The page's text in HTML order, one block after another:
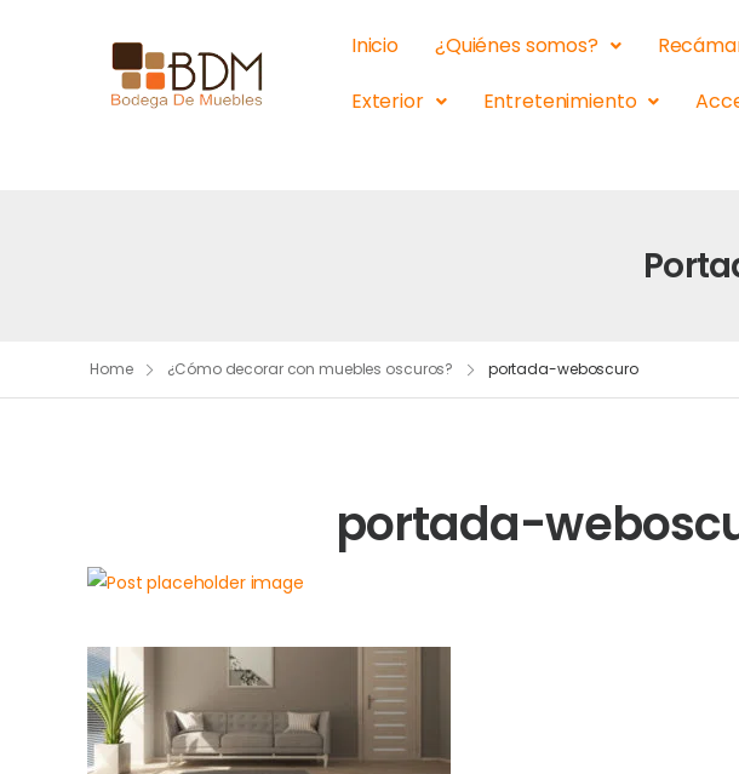
Inicio ¿Quiénes somos?
Exterior
Entretenimiento
Home ¿Cómo decorar con muebles oscuros? portada-weboscuro
portada-